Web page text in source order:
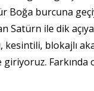
Boğa burcuna
Satürn ile dik
blokajlı
Farkında